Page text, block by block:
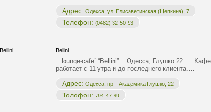
Адрес: Одесса, ул. Елиcаветинская (Щепкина), 7
Телефон: (0482) 32-50-93
Bellini
lounge-cafe` “Bellini”. Одесса, Глушко 22 Кафе
работает с 11 утра и до последнего клиента.…
Адрес: Одесса, пр-т Академика Глушко, 22
Телефон: 794-47-69